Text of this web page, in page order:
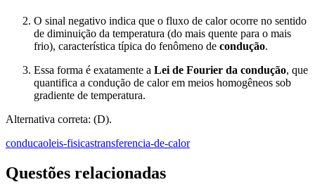
O sinal negativo indica que o fluxo de calor ocorre no sentido
de diminuição da temperatura (do mais quente para o mais
frio), característica típica do fenômeno de condução.
Essa forma é exatamente a Lei de Fourier da condução, que
quantifica a condução de calor em meios homogêneos sob
gradiente de temperatura.
Alternativa correta: (D).
conducaoleis-fisicastransferencia-de-calor
Questões relacionadas